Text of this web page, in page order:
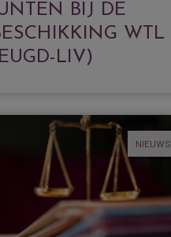
BIJ DE
WTL
LIV)
NIEUWS